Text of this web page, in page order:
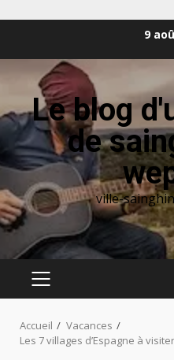
9
Le blog
de
ville-
MENU
Accueil
Vacances
Les 7 villages d’Espagne à